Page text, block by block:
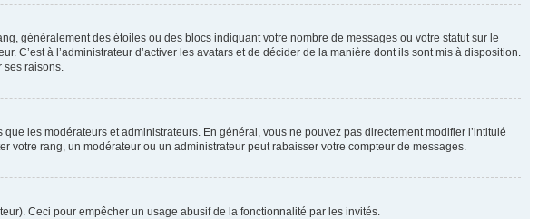
généralement des étoiles ou des blocs indiquant votre nombre de messages ou votre statut sur le
à l’administrateur d’activer les avatars et de décider de la manière dont ils sont mis à disposition.
ses raisons.
les modérateurs et administrateurs. En général, vous ne pouvez pas directement modifier l’intitulé
votre rang, un modérateur ou un administrateur peut rabaisser votre compteur de messages.
Ceci pour empêcher un usage abusif de la fonctionnalité par les invités.